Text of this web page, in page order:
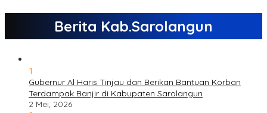
Berita Kab.Sarolangun
1
Gubernur Al Haris Tinjau dan Berikan Bantuan Korban
Terdampak Banjir di Kabupaten Sarolangun
2 Mei, 2026